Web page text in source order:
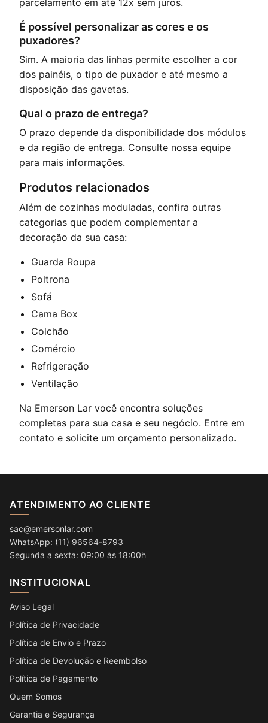
É possível personalizar as cores e os
puxadores?
Sim. A maioria das linhas permite escolher a cor
dos painéis, o tipo de puxador e até mesmo a
disposição das gavetas.
Qual o prazo de entrega?
O prazo depende da disponibilidade dos módulos
e da região de entrega. Consulte nossa equipe
para mais informações.
Produtos relacionados
Além de cozinhas moduladas, confira outras
categorias que podem complementar a
decoração da sua casa:
Guarda Roupa
Poltrona
Sofá
Cama Box
Colchão
Comércio
Refrigeração
Ventilação
Na Emerson Lar você encontra soluções
completas para sua casa e seu negócio. Entre em
contato e solicite um orçamento personalizado.
ATENDIMENTO AO CLIENTE
sac@emersonlar.com
WhatsApp: (11) 96564-8793
Segunda a sexta: 09:00 às 18:00h
INSTITUCIONAL
Aviso Legal
Política de Privacidade
Política de Envio e Prazo
Política de Devolução e Reembolso
Política de Pagamento
Quem Somos
Garantia e Segurança